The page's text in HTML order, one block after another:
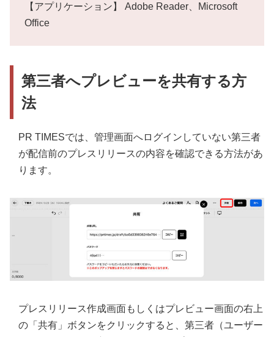
【アプリケーション】 Adobe Reader、Microsoft
Office
第三者へプレビューを共有する方
法
PR TIMESでは、管理画面へログインしていない第三者
が配信前のプレスリリースの内容を確認できる方法があ
ります。
プレスリリース作成画面もしくはプレビュー画面の右上
の「共有」ボタンをクリックすると、第三者（ユーザー